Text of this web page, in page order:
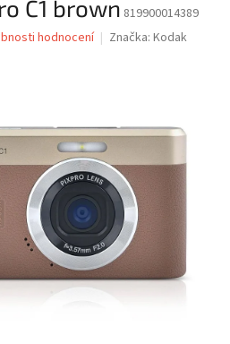
C1 brown 819900014389
hodnocení Značka: Kodak